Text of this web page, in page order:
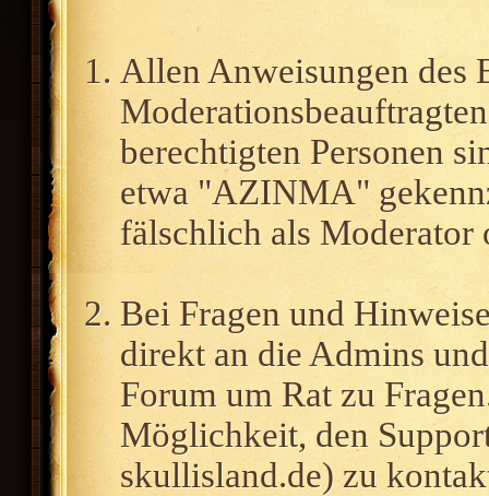
Allen Anweisungen des
berechtigten Personen
etwa "AZINMA"
fälschlich als Moderator
Bei Fragen und
direkt an die Admins
Forum um Rat zu
Möglichkeit, den
skullisland.de) zu